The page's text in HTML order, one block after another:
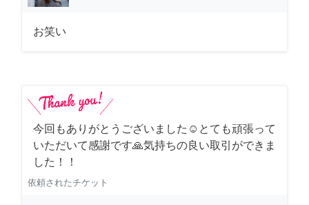
お笑い
今回もありがとうございました☺️とても頑張って
いただいて感謝です🙏気持ちの良い取引ができま
した！！
依頼されたチケット